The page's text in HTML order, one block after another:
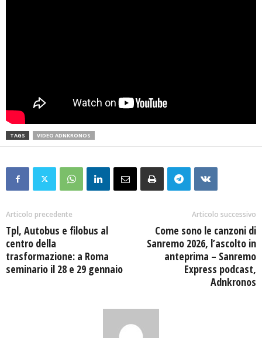
TAGS VIDEO ADNKRONOS
Articolo precedente
Tpl, Autobus e filobus al
centro della
trasformazione: a Roma
seminario il 28 e 29 gennaio
Articolo successivo
Come sono le canzoni di
Sanremo 2026, l’ascolto in
anteprima – Sanremo
Express podcast,
Adnkronos